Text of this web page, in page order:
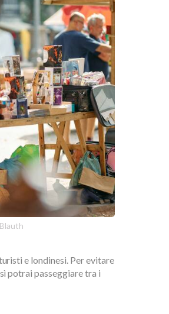
e londinesi. Per evitare
potrai passeggiare tra i